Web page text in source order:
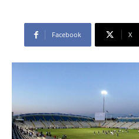
Facebook X